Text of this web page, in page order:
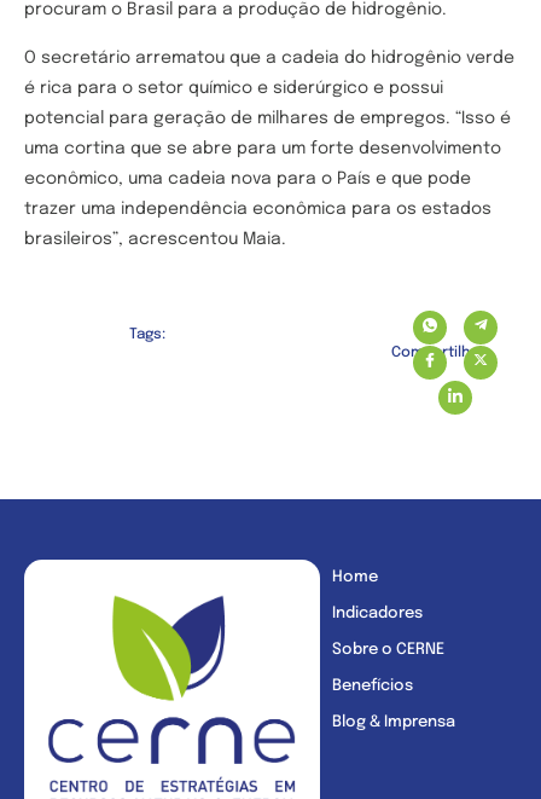
procuram o Brasil para a produção de hidrogênio.
O secretário arrematou que a cadeia do hidrogênio verde
é rica para o setor químico e siderúrgico e possui
potencial para geração de milhares de empregos. “Isso é
uma cortina que se abre para um forte desenvolvimento
econômico, uma cadeia nova para o País e que pode
trazer uma independência econômica para os estados
brasileiros”, acrescentou Maia.
Tags:
Compartilhe:
Home
Indicadores
Sobre o CERNE
Benefícios
Blog & Imprensa